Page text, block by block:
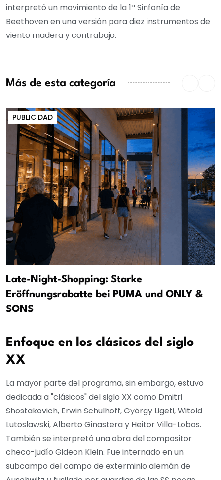
interpretó un movimiento de la 1ª Sinfonía de
Beethoven en una versión para diez instrumentos de
viento madera y contrabajo.
Más de esta categoría
PUBLICIDAD
Late-Night-Shopping: Starke
Eröffnungsrabatte bei PUMA und ONLY &
SONS
Enfoque en los clásicos del siglo
XX
La mayor parte del programa, sin embargo, estuvo
dedicada a "clásicos" del siglo XX como Dmitri
Shostakovich, Erwin Schulhoff, György Ligeti, Witold
Lutoslawski, Alberto Ginastera y Heitor Villa-Lobos.
También se interpretó una obra del compositor
checo-judío Gideon Klein. Fue internado en un
subcampo del campo de exterminio alemán de